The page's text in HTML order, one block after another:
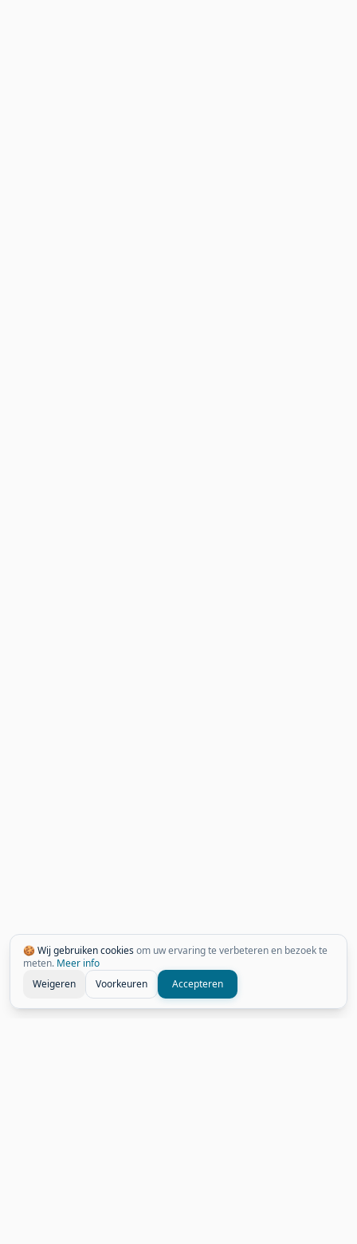
🍪 Wij gebruiken cookiesom uw ervaring te verbeteren en bezoek te
meten. Meer info
Weigeren
Voorkeuren Accepteren